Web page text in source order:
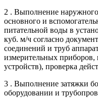
2 . Выполнение наружного
основного и
питательной воды в
куб. м/ч согласно
соединений и труб
измерительных
устройств), проверка
3 . Выполнение затяжки
оборудовании и